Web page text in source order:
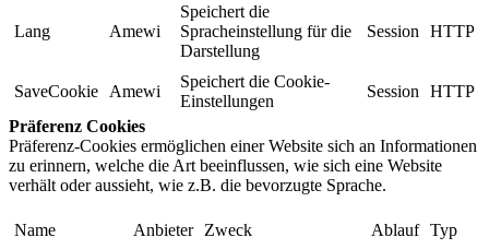
Lang Amewi
Speichert die
Spracheinstellung für die
Darstellung
Session HTTP
SaveCookie Amewi
Speichert die Cookie-
Einstellungen
Session
HTTP
Präferenz Cookies
Präferenz-Cookies ermöglichen einer Website sich an Informationen
zu erinnern, welche die Art beeinflussen, wie sich eine Website
verhält oder aussieht, wie z.B. die bevorzugte Sprache.
Name Anbieter Zweck Ablauf Typ